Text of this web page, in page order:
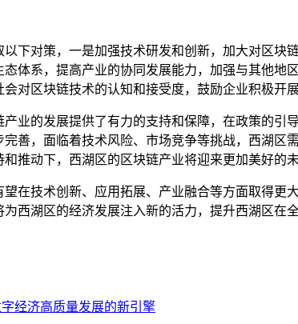
下对策，一是加强技术研发和创新，加大对区
体系，提高产业的协同发展能力，加强与其他
对区块链技术的认知和接受度，鼓励企业积极开
业的发展提供了有力的支持和保障，在政策的引
善，面临着技术风险、市场竞争等挑战，西湖
推动下，西湖区的区块链产业将迎来更加美好的
在技术创新、应用拓展、产业融合等方面取得
西湖区的经济发展注入新的活力，提升西湖区在
经济高质量发展的新引擎